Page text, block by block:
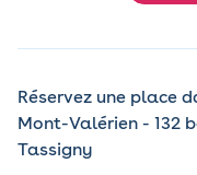
Réservez une place
Mont-Valérien - 132
Tassigny